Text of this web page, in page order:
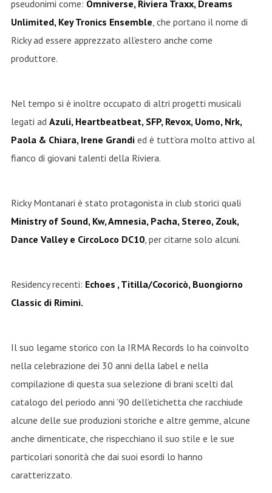
pseudonimi come: Omniverse, Riviera Traxx, Dreams
Unlimited, Key Tronics Ensemble, che portano il nome di
Ricky ad essere apprezzato all’estero anche come
produttore.
Nel tempo si è inoltre occupato di altri progetti musicali
legati ad Azuli, Heartbeatbeat, SFP, Revox, Uomo, Nrk,
Paola & Chiara, Irene Grandi ed è tutt’ora molto attivo al
fianco di giovani talenti della Riviera.
Ricky Montanari è stato protagonista in club storici quali
Ministry of Sound, Kw, Amnesia, Pacha, Stereo, Zouk,
Dance Valley e CircoLoco DC10, per citarne solo alcuni.
Residency recenti: Echoes , Titilla/Cocoricò, Buongiorno
Classic di Rimini.
Il suo legame storico con la IRMA Records lo ha coinvolto
nella celebrazione dei 30 anni della label e nella
compilazione di questa sua selezione di brani scelti dal
catalogo del periodo anni ’90 dell’etichetta che racchiude
alcune delle sue produzioni storiche e altre gemme, alcune
anche dimenticate, che rispecchiano il suo stile e le sue
particolari sonorità che dai suoi esordi lo hanno
caratterizzato.